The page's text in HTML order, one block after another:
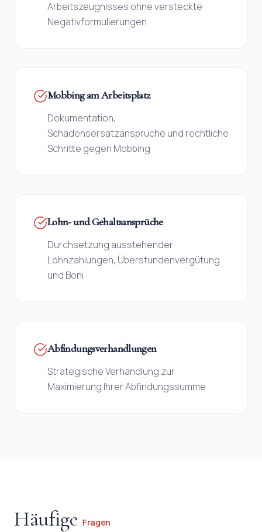
Arbeitszeugnisses ohne versteckte
Negativformulierungen
Mobbing am Arbeitsplatz
Dokumentation,
Schadensersatzansprüche und rechtliche
Schritte gegen Mobbing
Lohn- und Gehaltsansprüche
Durchsetzung ausstehender
Lohnzahlungen, Überstundenvergütung
und Boni
Abfindungsverhandlungen
Strategische Verhandlung zur
Maximierung Ihrer Abfindungssumme
Häufige Fragen